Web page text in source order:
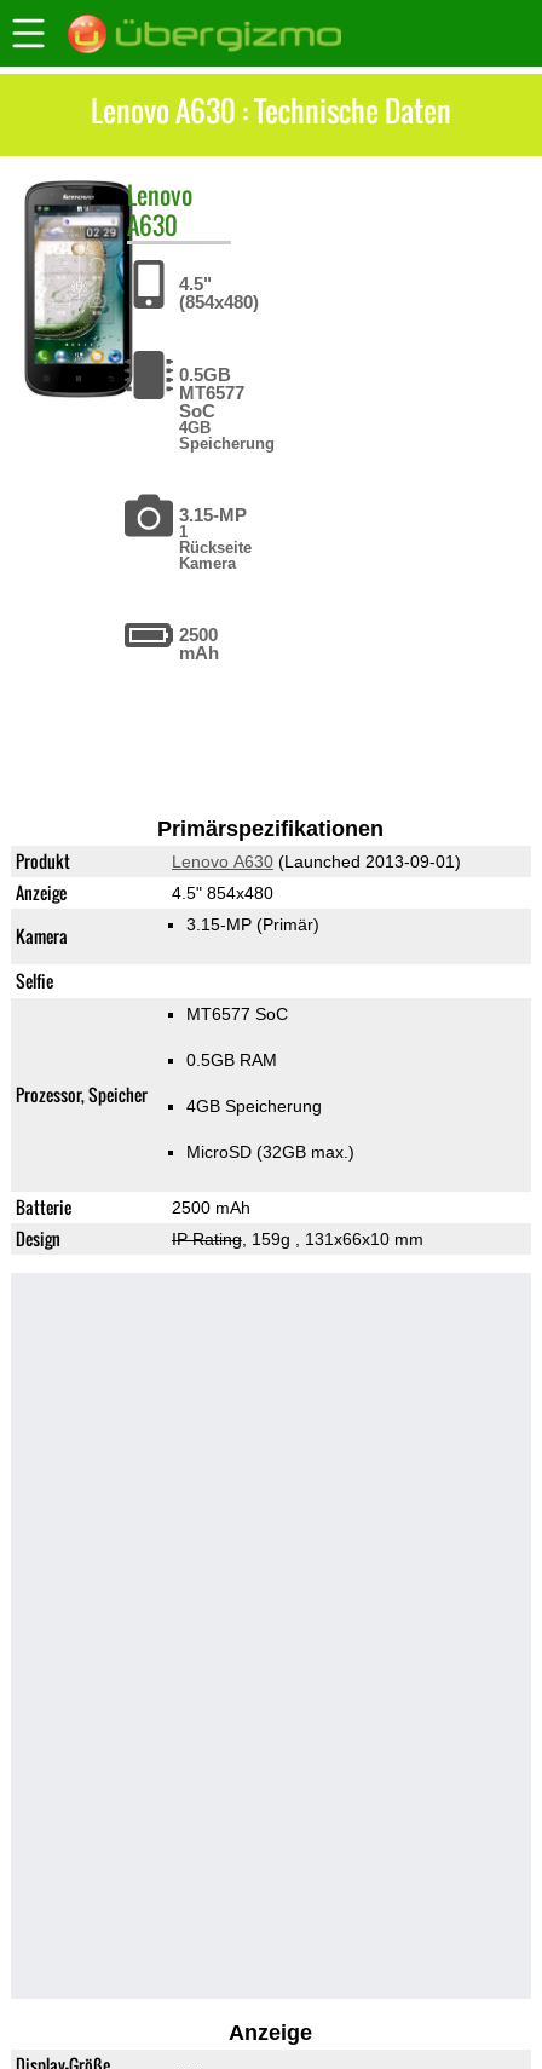
Lenovo A630 : Technische Daten
Lenovo
A630
4.5"
(854x480)
0.5GB
MT6577
SoC
4GB
Speicherung
3.15-MP
1
Rückseite
Kamera
2500
mAh
Primärspezifikationen
Produkt Lenovo A630(Launched 2013-09-01)
Anzeige 4.5" 854x480
Kamera 3.15-MP (Primär)
Selfie
Prozessor, Speicher
MT6577 SoC
0.5GB RAM
4GB Speicherung
MicroSD (32GB max.)
Batterie 2500 mAh
Design IP Rating, 159g , 131x66x10 mm
Anzeige